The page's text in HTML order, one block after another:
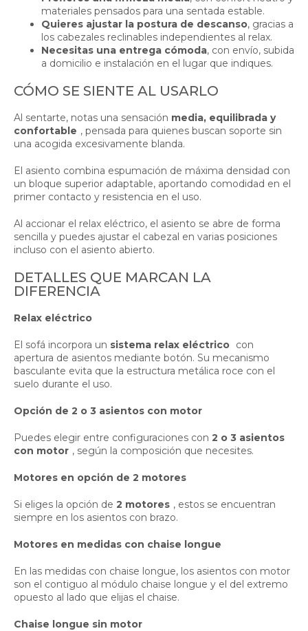
materiales pensados para una sentada estable.
Quieres ajustar la postura de descanso, gracias a
los cabezales reclinables independientes al relax.
Necesitas una entrega cómoda, con envío, subida
a domicilio e instalación en el lugar que indiques.
CÓMO SE SIENTE AL USARLO
Al sentarte, notas una sensación media, equilibrada y
confortable , pensada para quienes buscan soporte sin
una acogida excesivamente blanda.
El asiento combina espumación de máxima densidad con
un bloque superior adaptable, aportando comodidad en el
primer contacto y resistencia en el uso.
Al accionar el relax eléctrico, el asiento se abre de forma
sencilla y puedes ajustar el cabezal en varias posiciones
incluso con el asiento abierto.
DETALLES QUE MARCAN LA
DIFERENCIA
Relax eléctrico
El sofá incorpora un sistema relax eléctrico con
apertura de asientos mediante botón. Su mecanismo
basculante evita que la estructura metálica roce con el
suelo durante el uso.
Opción de 2 o 3 asientos con motor
Puedes elegir entre configuraciones con 2 o 3 asientos
con motor , según la composición que necesites.
Motores en opción de 2 motores
Si eliges la opción de 2 motores , estos se encuentran
siempre en los asientos con brazo.
Motores en medidas con chaise longue
En las medidas con chaise longue, los asientos con motor
son el contiguo al módulo chaise longue y el del extremo
opuesto al lado que elijas el chaise.
Chaise longue sin motor